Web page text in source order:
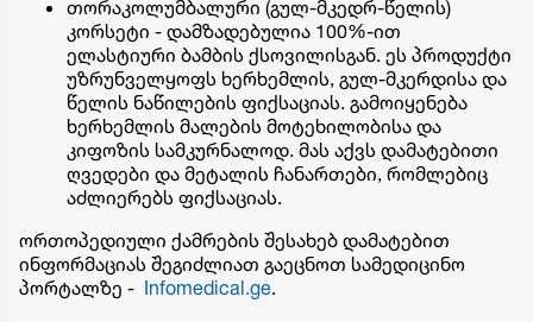
თორაკოლუმბალური (გულ-მკედრ-წელის)
კორსეტი - დამზადებულია 100%-ით
ელასტიური ბამბის ქსოვილისგან. ეს პროდუქტი
უზრუნველყოფს ხერხემლის, გულ-მკერდისა და
წელის ნაწილების ფიქსაციას. გამოიყენება
ხერხემლის მალების მოტეხილობისა და
კიფოზის სამკურნალოდ. მას აქვს დამატებითი
ღვედები და მეტალის ჩანართები, რომლებიც
აძლიერებს ფიქსაციას.
ორთოპედიული ქამრების შესახებ დამატებით
ინფორმაციას შეგიძლიათ გაეცნოთ სამედიცინო
პორტალზე - Infomedical.ge.